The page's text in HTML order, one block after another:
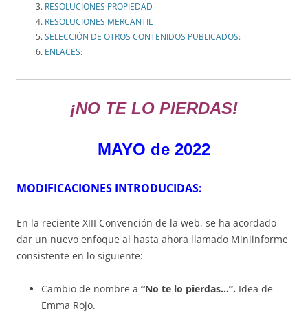
RESOLUCIONES PROPIEDAD
RESOLUCIONES MERCANTIL
SELECCIÓN DE OTROS CONTENIDOS PUBLICADOS:
ENLACES:
¡NO TE LO PIERDAS!
MAYO de 2022
MODIFICACIONES INTRODUCIDAS:
En la reciente XIII Convención de la web, se ha acordado
dar un nuevo enfoque al hasta ahora llamado Miniinforme
consistente en lo siguiente:
Cambio de nombre a “No te lo pierdas…”. Idea de
Emma Rojo.